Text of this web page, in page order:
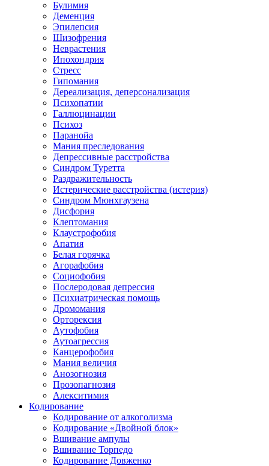
Булимия
Деменция
Эпилепсия
Шизофрения
Неврастения
Ипохондрия
Стресс
Гипомания
Дереализация, деперсонализация
Психопатии
Галлюцинации
Психоз
Паранойа
Мания преследования
Депрессивные расстройства
Синдром Туретта
Раздражительность
Истерические расстройства (истерия)
Синдром Мюнхгаузена
Дисфория
Клептомания
Клаустрофобия
Апатия
Белая горячка
Агорафобия
Социофобия
Послеродовая депрессия
Психиатрическая помощь
Дромомания
Орторексия
Аутофобия
Аутоагрессия
Канцерофобия
Мания величия
Анозогнозия
Прозопагнозия
Алекситимия
Кодирование
Кодирование от алкоголизма
Кодирование «Двойной блок»
Вшивание ампулы
Вшивание Торпедо
Кодирование Довженко